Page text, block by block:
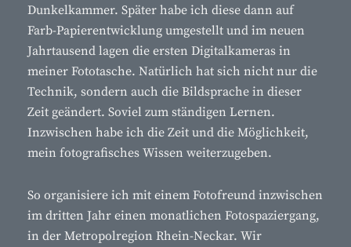
Dunkelkammer. Später habe ich diese dann auf
Farb-Papierentwicklung umgestellt und im neuen
Jahrtausend lagen die ersten Digitalkameras in
meiner Fototasche. Natürlich hat sich nicht nur die
Technik, sondern auch die Bildsprache in dieser
Zeit geändert. Soviel zum ständigen Lernen.
Inzwischen habe ich die Zeit und die Möglichkeit,
mein fotografisches Wissen weiterzugeben.
So organisiere ich mit einem Fotofreund inzwischen
im dritten Jahr einen monatlichen Fotospaziergang,
in der Metropolregion Rhein-Neckar. Wir